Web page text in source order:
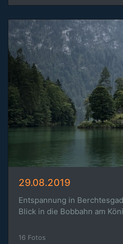
29.08.2019
Entspannung in
Blick in die Bobbahn am
16 Fotos